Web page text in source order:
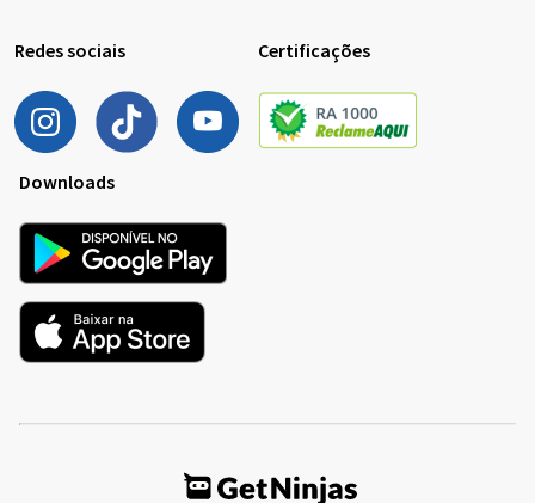
Redes sociais Certificações
Downloads